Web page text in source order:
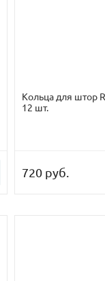
Кольца для штор
12 шт.
720 руб.